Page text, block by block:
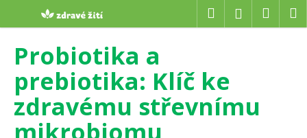
obsah
HledatPřihlášení
Probiotika a
prebiotika: Klíč ke
zdravému střevnímu
mikrobiomu
o
C
o
p
o